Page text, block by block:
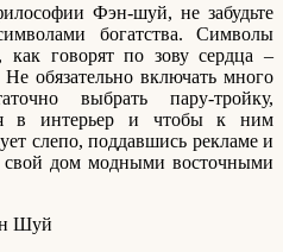
Фэн-шуй, не забудьте
богатства. Символы
как говорят по зову сердца –
Не обязательно включать много
выбрать пару-тройку,
в интерьер и чтобы к ним
слепо, поддавшись рекламе и
свой дом модными восточными
Шуй